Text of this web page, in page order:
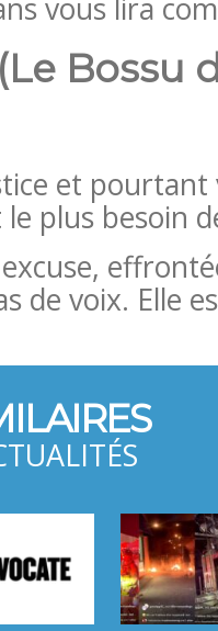
vous lira
Bossu
et pourtant
plus besoin
de voix. Elle